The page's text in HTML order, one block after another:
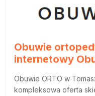
Obuwie
internetowy
Obuwie ORTO w
kompleksowa oferta